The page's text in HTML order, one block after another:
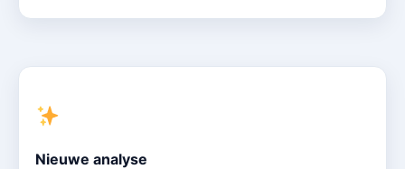
Nieuwe analyse